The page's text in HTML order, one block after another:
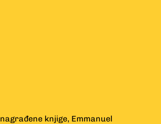
nagrađene knjige, Emmanuel